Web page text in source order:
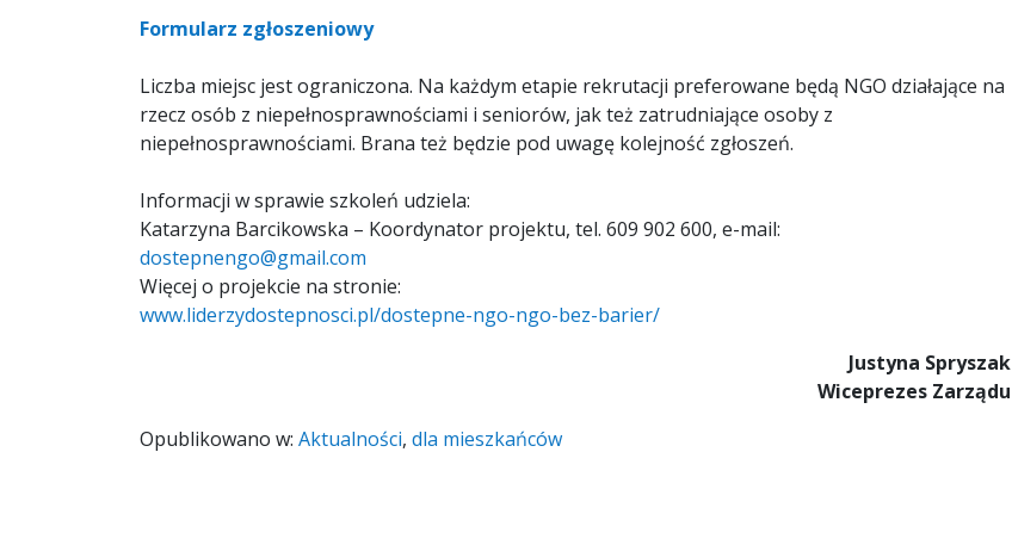
Formularz zgłoszeniowy
Liczba miejsc jest ograniczona. Na każdym etapie rekrutacji preferowane będą NGO działające na
rzecz osób z niepełnosprawnościami i seniorów, jak też zatrudniające osoby z
niepełnosprawnościami. Brana też będzie pod uwagę kolejność zgłoszeń.
Informacji w sprawie szkoleń udziela:
Katarzyna Barcikowska – Koordynator projektu, tel. 609 902 600, e-mail:
dostepnengo@gmail.com
Więcej o projekcie na stronie:
www.liderzydostepnosci.pl/dostepne-ngo-ngo-bez-barier/
Justyna Spryszak
Wiceprezes Zarządu
Opublikowano w: Aktualności, dla mieszkańców